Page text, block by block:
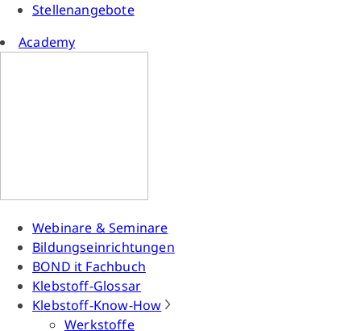
Stellenangebote
Academy
Webinare & Seminare
Bildungseinrichtungen
BOND it Fachbuch
Klebstoff-Glossar
Klebstoff-Know-How
Werkstoffe